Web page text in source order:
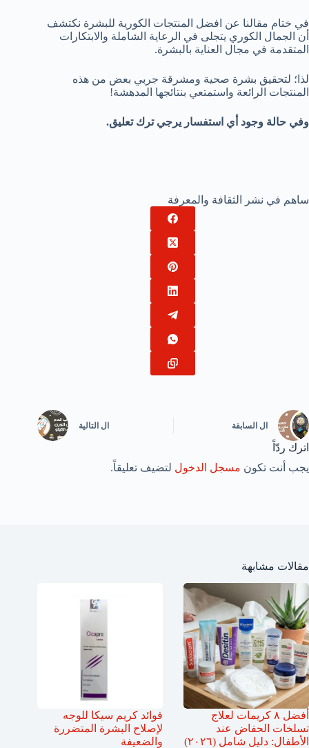
في ختام مقالنا عن افضل المنتجات الكورية للبشرة نكتشف
أن الجمال الكوري يتجلى في الرعاية الشاملة والابتكارات
المتقدمة في مجال العناية بالبشرة.
لذا؛ لتحقيق بشرة صحية ومشرقة جربي بعض من هذه
المنتجات الرائعة واستمتعي بنتائجها المدهشة!
وفي حالة وجود أي استفسار يرجي ترك تعليق.
ساهم في نشر الثقافة والمعرفة
ال السابقة ال التالية
اترك ردّاً
يجب أنت تكون مسجل الدخول لتضيف تعليقاً.
مقالات مشابهة
أفضل ٨ كريمات لعلاج
تسلخات الحفاض عند
الأطفال: دليل شامل (٢٠٢٦)
فوائد كريم سيكا للوجه
لإصلاح البشرة المتضررة
والضعيفة